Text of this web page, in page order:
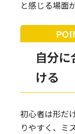
と感じる場面
自分
ける
初心者は形だ
りやすく、ミ